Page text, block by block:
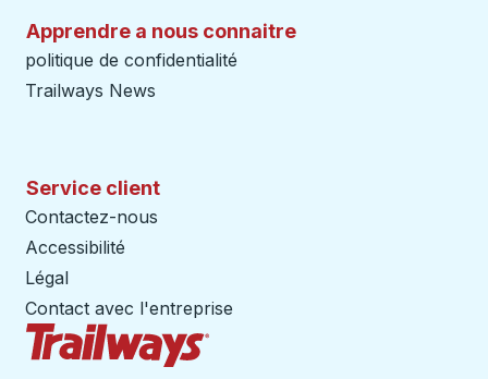
Apprendre a nous connaitre
politique de confidentialité
Trailways News
Service client
Contactez-nous
Accessibilité
Légal
Contact avec l'entreprise